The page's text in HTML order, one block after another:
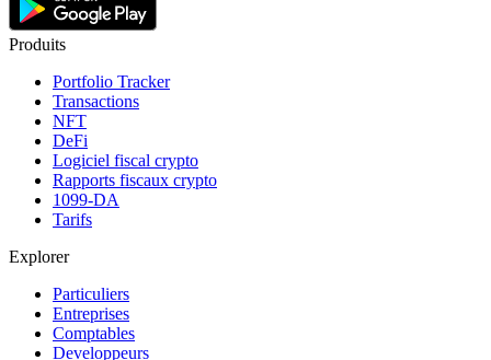
Produits
Portfolio Tracker
Transactions
NFT
DeFi
Logiciel fiscal crypto
Rapports fiscaux crypto
1099-DA
Tarifs
Explorer
Particuliers
Entreprises
Comptables
Developpeurs